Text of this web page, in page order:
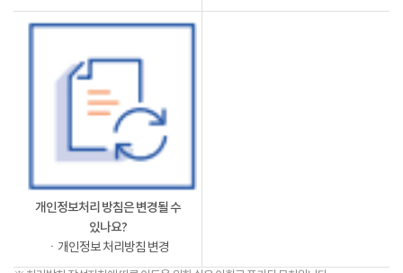
개인정보처리 방침은 변경될 수
있나요?
ㆍ개인정보 처리방침 변경